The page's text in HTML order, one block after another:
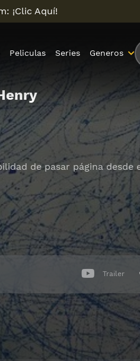
¡Clic Aquí!
Peliculas Series Generos
de pasar página desde
Trailer